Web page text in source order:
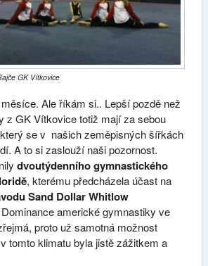
GK Vítkovice
Ale říkám si.. Lepší pozdě než
z GK Vítkovice totiž mají za sebou
se v našich zeměpisných šířkách
A to si zaslouží naši pozornost.
dvoutýdenního gymnastického
, kterému předcházela účast na
Sand Dollar Whitlow
americké gymnastiky ve
proto už samotná možnost
tomto klimatu byla jistě zážitkem a